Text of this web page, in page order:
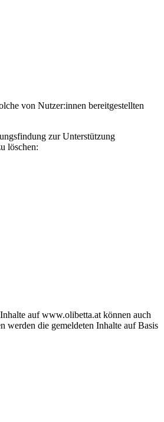
von Nutzer:innen bereitgestellten
zur Unterstützung
löschen:
auf www.olibetta.at können auch
werden die gemeldeten Inhalte auf Basis